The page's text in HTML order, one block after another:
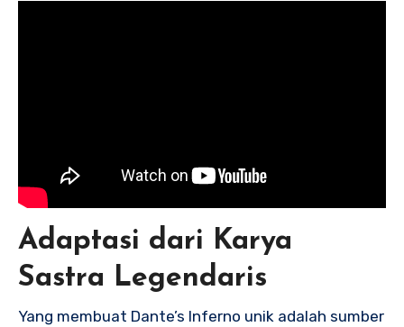
Adaptasi dari Karya
Sastra Legendaris
Yang membuat Dante’s Inferno unik adalah sumber